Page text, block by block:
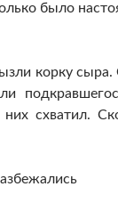
было
корку
схватил.